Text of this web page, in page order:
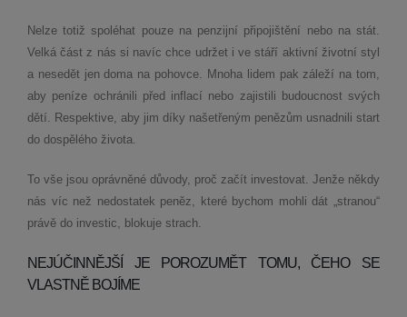
Nelze totiž spoléhat pouze na penzijní připojištění nebo na stát.
Velká část z nás si navíc chce udržet i ve stáří aktivní životní styl
a nesedět jen doma na pohovce. Mnoha lidem pak záleží na tom,
aby peníze ochránili před inflací nebo zajistili budoucnost svých
dětí. Respektive, aby jim díky našetřeným penězům usnadnili start
do dospělého života.
To vše jsou oprávněné důvody, proč začít investovat. Jenže někdy
nás víc než nedostatek peněz, které bychom mohli dát „stranou“
právě do investic, blokuje strach.
NEJÚČINNĚJŠÍ JE POROZUMĚT TOMU, ČEHO SE
VLASTNĚ BOJÍME